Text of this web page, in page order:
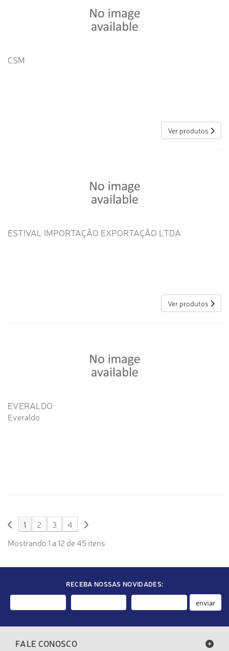
CSM
Ver produtos
ESTIVAL IMPORTAÇÃO EXPORTAÇÃO LTDA
Ver produtos
EVERALDO
Everaldo
1 2 3
4
Mostrando 1 a 12 de 45 itens
RECEBA NOSSAS NOVIDADES:
enviar
FALE CONOSCO